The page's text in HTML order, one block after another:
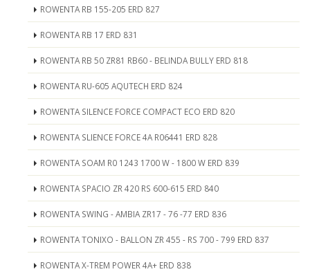
ROWENTA RB 155-205 ERD 827
ROWENTA RB 17 ERD 831
ROWENTA RB 50 ZR81 RB60 - BELINDA BULLY ERD 818
ROWENTA RU-605 AQUTECH ERD 824
ROWENTA SILENCE FORCE COMPACT ECO ERD 820
ROWENTA SLIENCE FORCE 4A R06441 ERD 828
ROWENTA SOAM R0 1243 1700 W - 1800 W ERD 839
ROWENTA SPACIO ZR 420 RS 600-615 ERD 840
ROWENTA SWING - AMBIA ZR17 - 76 -77 ERD 836
ROWENTA TONIXO - BALLON ZR 455 - RS 700 - 799 ERD 837
ROWENTA X-TREM POWER 4A+ ERD 838